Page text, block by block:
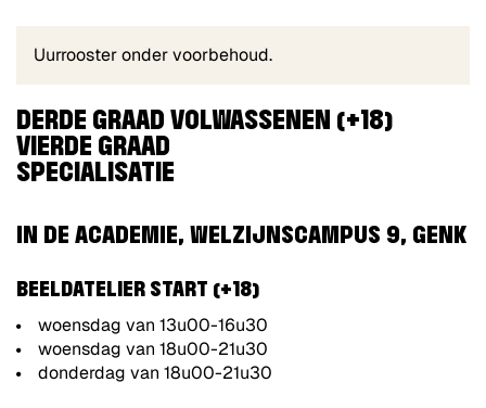
Uurrooster onder voorbehoud.
DERDE GRAAD VOLWASSENEN (+18)
VIERDE GRAAD
SPECIALISATIE
IN DE ACADEMIE, WELZIJNSCAMPUS 9, GENK
BEELDATELIER START (+18)
woensdag van 13u00-16u30
woensdag van 18u00-21u30
donderdag van 18u00-21u30